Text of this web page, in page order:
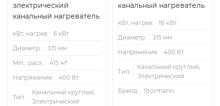
электрический
канальный нагреватель
кВт, нагрев:
6 кВт
Диаметр.:
315 мм
Min., расх.:
415 м³
Напряжение:
400 Вт
Тип.:
Канальный круглый,
Электрический
канальный нагреватель
кВт, нагрев:
18 кВт
Диаметр.:
315 мм
Напряжение:
400 Вт
Тип.:
Канальный круглый,
Электрический
Бренд:
Stormann